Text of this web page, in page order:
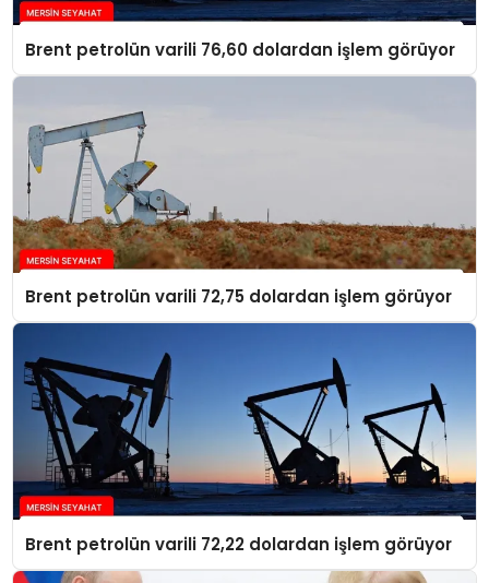
Brent petrolün varili 76,60 dolardan işlem görüyor
Brent petrolün varili 72,75 dolardan işlem görüyor
Brent petrolün varili 72,22 dolardan işlem görüyor